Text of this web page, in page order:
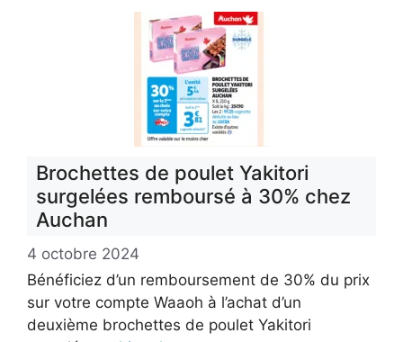
Brochettes de poulet Yakitori
surgelées remboursé à 30% chez
Auchan
4 octobre 2024
Bénéficiez d’un remboursement de 30% du prix
sur votre compte Waaoh à l’achat d’un
deuxième brochettes de poulet Yakitori